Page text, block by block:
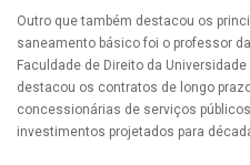
Outro que também destacou os
saneamento básico foi o professor
Faculdade de Direito da
destacou os contratos de longo
concessionárias de serviços
investimentos projetados para